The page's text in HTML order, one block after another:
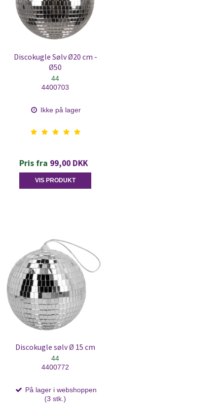
Discokugle Sølv Ø20 cm -
Ø50
44
4400703
Ikke på lager
Pris fra 99,00 DKK
VIS PRODUKT
Discokugle sølv Ø 15 cm
44
4400772
På lager i webshoppen
(3 stk.)